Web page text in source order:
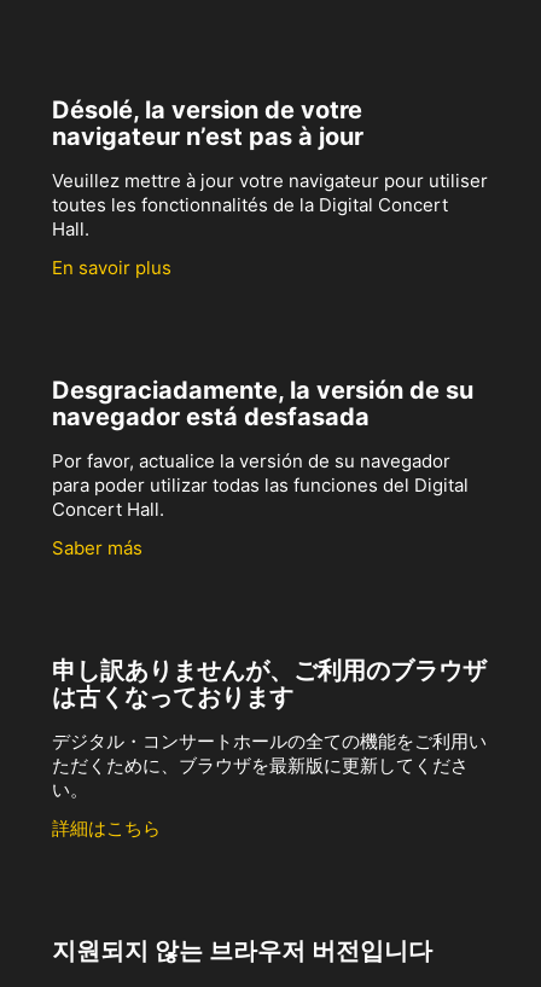
Désolé, la version de votre
navigateur n’est pas à jour
Veuillez mettre à jour votre navigateur pour utiliser
toutes les fonctionnalités de la Digital Concert
Hall.
En savoir plus
Desgraciadamente, la versión de su
navegador está desfasada
Por favor, actualice la versión de su navegador
para poder utilizar todas las funciones del Digital
Concert Hall.
Saber más
申し訳ありませんが、ご利用のブラウザ
は古くなっております
デジタル・コンサートホールの全ての機能をご利用い
ただくために、ブラウザを最新版に更新してくださ
い。
詳細はこちら
지원되지 않는 브라우저 버전입니다